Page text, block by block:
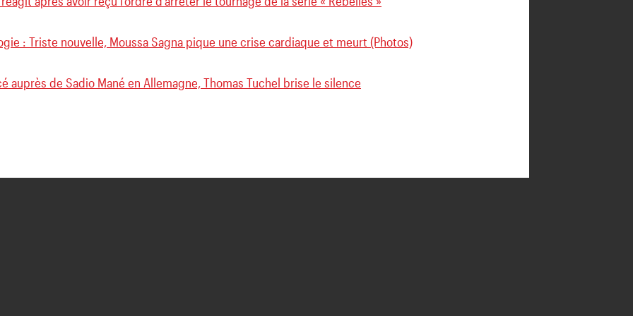
: Triste nouvelle, Moussa Sagna pique une crise cardiaque et meurt (Photos)
auprès de Sadio Mané en Allemagne, Thomas Tuchel brise le silence